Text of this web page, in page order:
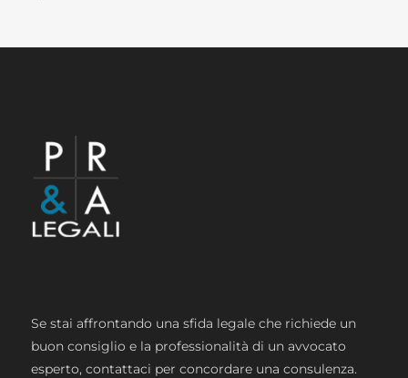
Se stai affrontando una sfida legale che richiede un
buon consiglio e la professionalità di un avvocato
esperto, contattaci per concordare una consulenza.